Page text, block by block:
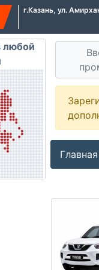
г.Казань, ул.
любой
Главная